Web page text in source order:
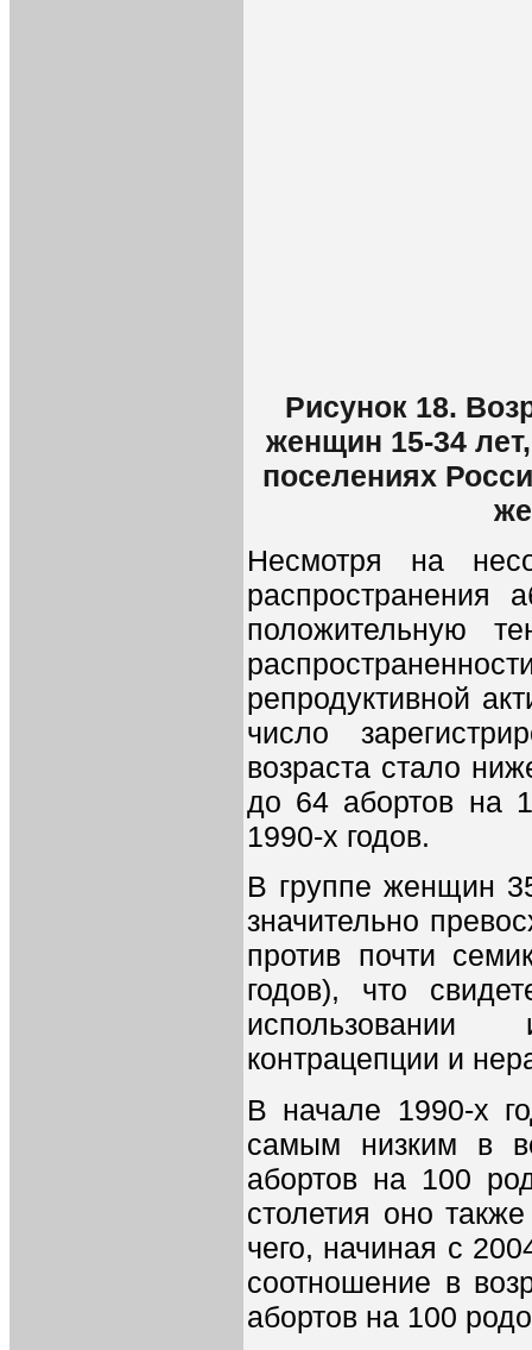
Рисунок 18.
женщин 15-34
поселениях
Несмотря на
распространения
положительную
репродуктивной
число
возраста стало
до 64 абортов на
1990-х годов.
В группе женщин
значительно
против почти
годов), что
контрацепции и
В начале 1990-х
самым низким в
абортов на 100
столетия оно
чего, начиная с
соотношение в
абортов на 100